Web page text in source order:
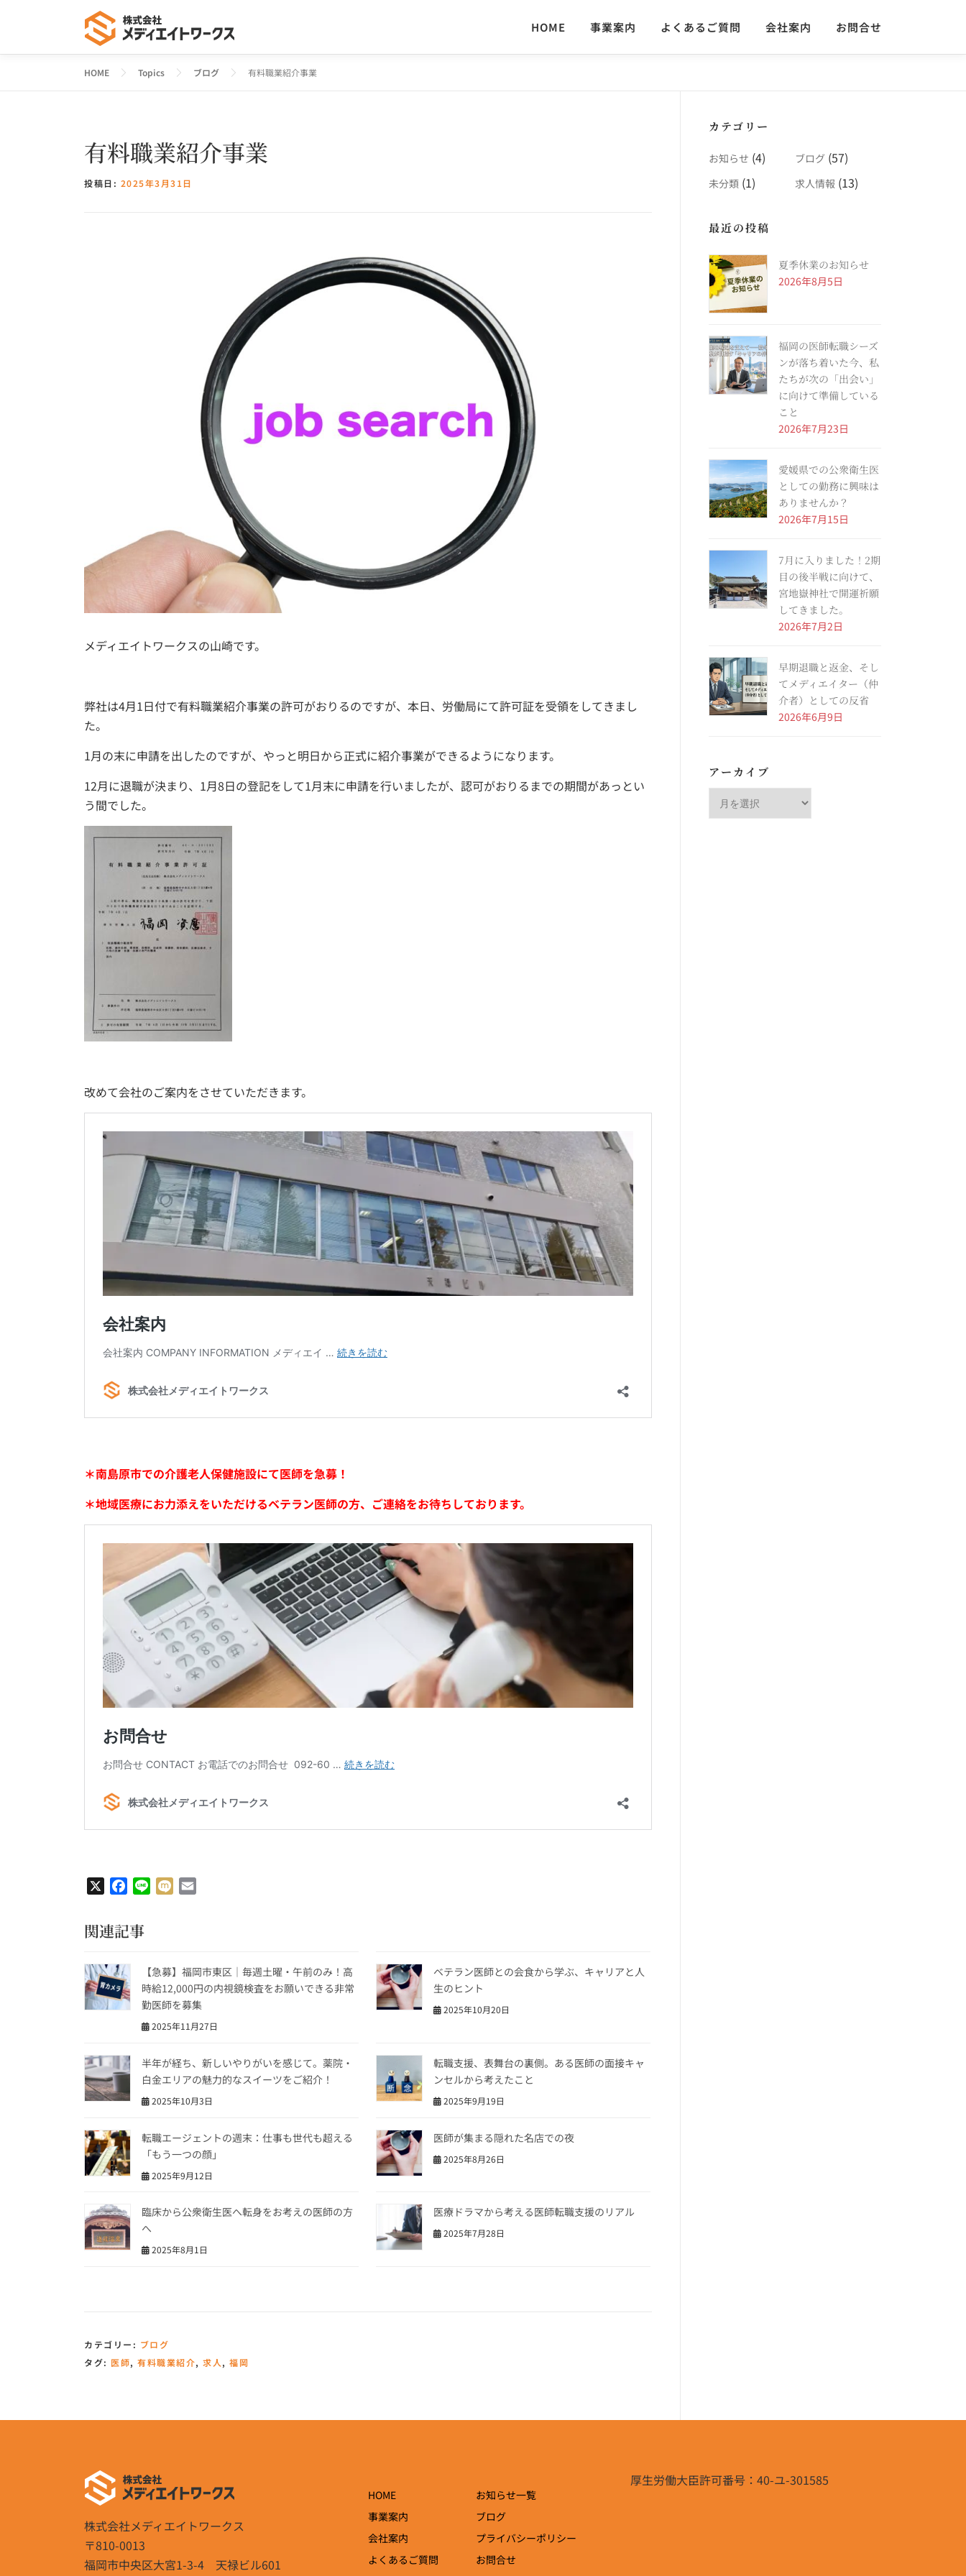
HOME 事業案内 よくあるご質問 会社案内 お問合せ
HOME Topics ブログ 有料職業紹介事業
有料職業紹介事業
投稿日: 2025年3月31日
メディエイトワークスの山崎です。
弊社は4月1日付で有料職業紹介事業の許可がおりるのですが、本日、労働局にて許可証を受領をしてきまし
た。
1月の末に申請を出したのですが、やっと明日から正式に紹介事業ができるようになります。
12月に退職が決まり、1月8日の登記をして1月末に申請を行いましたが、認可がおりるまでの期間があっとい
う間でした。
改めて会社のご案内をさせていただきます。
＊南島原市での介護老人保健施設にて医師を急募！
＊地域医療にお力添えをいただけるベテラン医師の方、ご連絡をお待ちしております。
Facebook
Line Mixi
関連記事
【急募】福岡市東区｜毎週土曜・午前のみ！高
時給12,000円の内視鏡検査をお願いできる非常
勤医師を募集
2025年11月27日
ベテラン医師との会食から学ぶ、キャリアと人
生のヒント
2025年10月20日
半年が経ち、新しいやりがいを感じて。薬院・
白金エリアの魅力的なスイーツをご紹介！
2025年10月3日
転職支援、表舞台の裏側。ある医師の面接キャ
ンセルから考えたこと
2025年9月19日
転職エージェントの週末：仕事も世代も超える
「もう一つの顔」
2025年9月12日
医師が集まる隠れた名店での夜
2025年8月26日
臨床から公衆衛生医へ転身をお考えの医師の方
へ
2025年8月1日
医療ドラマから考える医師転職支援のリアル
2025年7月28日
カテゴリー: ブログ
タグ: 医師, 有料職業紹介, 求人 , 福岡
カテゴリー
お知らせ (4) ブログ (57)
未分類 (1) 求人情報 (13)
最近の投稿
夏季休業のお知らせ
2026年8月5日
福岡の医師転職シーズ
ンが落ち着いた今、私
たちが次の「出会い」
に向けて準備している
こと
2026年7月23日
愛媛県での公衆衛生医
としての勤務に興味は
ありませんか？
2026年7月15日
7月に入りました！2期
目の後半戦に向けて、
宮地嶽神社で開運祈願
してきました。
2026年7月2日
早期退職と返金、そし
てメディエイター（仲
介者）としての反省
2026年6月9日
アーカイブ
ー
株式会社メディエイトワークス
〒810-0013
福岡市中央区大宮1-3-4 天禄ビル601
HOME
事業案内
会社案内
よくあるご質問
お知らせ一覧
ブログ
プライバシーポリシー
お問合せ
厚生労働大臣許可番号：40-ユ-301585